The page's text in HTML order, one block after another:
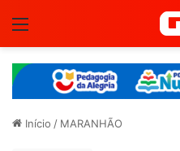
Início / MARANHÃO